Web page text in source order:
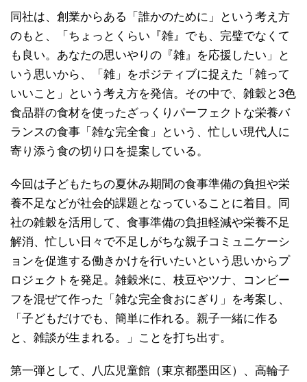
同社は、創業からある「誰かのために」という考え方
のもと、「ちょっとくらい『雑』でも、完璧でなくて
も良い。あなたの思いやりの『雑』を応援したい」と
いう思いから、「雑」をポジティブに捉えた「雑って
いいこと」という考え方を発信。その中で、雑穀と3色
食品群の食材を使ったざっくりパーフェクトな栄養バ
ランスの食事「雑な完全食」という、忙しい現代人に
寄り添う食の切り口を提案している。
今回は子どもたちの夏休み期間の食事準備の負担や栄
養不足などが社会的課題となっていることに着目。同
社の雑穀を活用して、食事準備の負担軽減や栄養不足
解消、忙しい日々で不足しがちな親子コミュニケーシ
ョンを促進する働きかけを行いたいという思いからプ
ロジェクトを発足。雑穀米に、枝豆やツナ、コンビー
フを混ぜて作った「雑な完全食おにぎり」を考案し、
「子どもだけでも、簡単に作れる。親子一緒に作る
と、雑談が生まれる。」ことを打ち出す。
第一弾として、八広児童館（東京都墨田区）、高輪子